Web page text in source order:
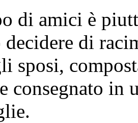
di amici è
di
sposi,
consegnato